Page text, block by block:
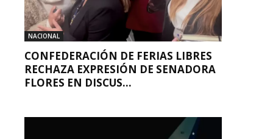
NACIONAL
CONFEDERACIÓN DE FERIAS LIBRES
RECHAZA EXPRESIÓN DE SENADORA
FLORES EN DISCUS...